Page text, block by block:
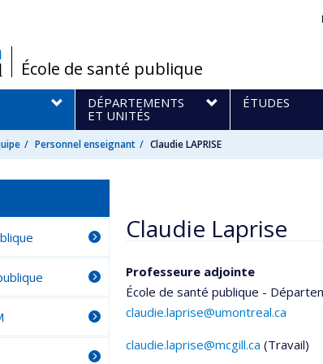
/École de santé publique
DÉPARTEMENTS
ET UNITÉS
ÉTUDES
Personnel enseignant Claudie LAPRISE
Claudie Laprise
Professeure adjointe
École de santé publique -
claudie.laprise@umontreal.ca
claudie.laprise@mcgill.ca (Travail)